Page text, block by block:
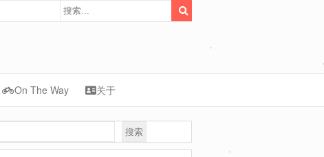
synology
On The Way 关于
搜索